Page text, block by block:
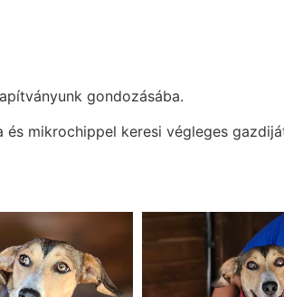
gondozásába.
mikrochippel keresi végleges